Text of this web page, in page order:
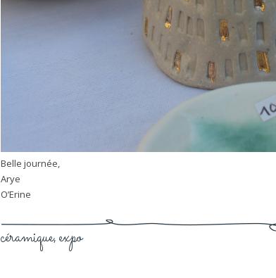
Belle journée,
Arye
O’Erine
céramique, expo